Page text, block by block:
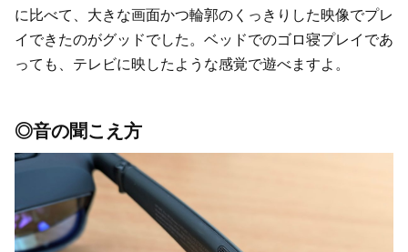
に比べて、大きな画面かつ輪郭のくっきりした映像でプレ
イできたのがグッドでした。ベッドでのゴロ寝プレイであ
っても、テレビに映したような感覚で遊べますよ。
◎音の聞こえ方